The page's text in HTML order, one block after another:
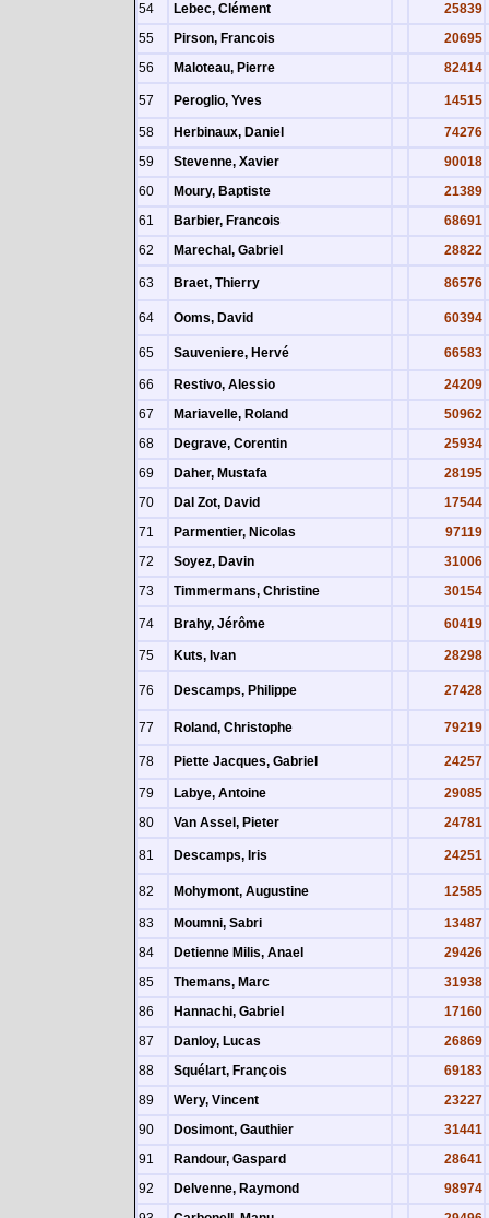
54
Lebec, Clément
25839
55
Pirson, Francois
20695
56
Maloteau, Pierre 82414
57 Peroglio, Yves 14515
58 Herbinaux, Daniel
74276
59
Stevenne, Xavier
90018
60
Moury, Baptiste
21389
61
Barbier, Francois
68691
62
Marechal, Gabriel 28822
63 Braet, Thierry 86576
64 Ooms, David 60394
65 Sauveniere, Hervé 66583
66 Restivo, Alessio
24209
67
Mariavelle, Roland
50962
68
Degrave, Corentin
25934
69
Daher, Mustafa
28195
70
Dal Zot, David
17544
71
Parmentier, Nicolas
97119
72
Soyez, Davin
31006
73
Timmermans, Christine 30154
74 Brahy, Jérôme 60419
75 Kuts, Ivan 28298
76 Descamps, Philippe 27428
77 Roland, Christophe 79219
78 Piette Jacques, Gabriel 24257
79 Labye, Antoine
29085
80
Van Assel, Pieter 24781
81 Descamps, Iris 24251
82 Mohymont, Augustine 12585
83 Moumni, Sabri
13487
84
Detienne Milis, Anael
29426
85
Themans, Marc
31938
86
Hannachi, Gabriel
17160
87
Danloy, Lucas
26869
88
Squélart, François
69183
89
Wery, Vincent
23227
90
Dosimont, Gauthier
31441
91
Randour, Gaspard
28641
92
Delvenne, Raymond
98974